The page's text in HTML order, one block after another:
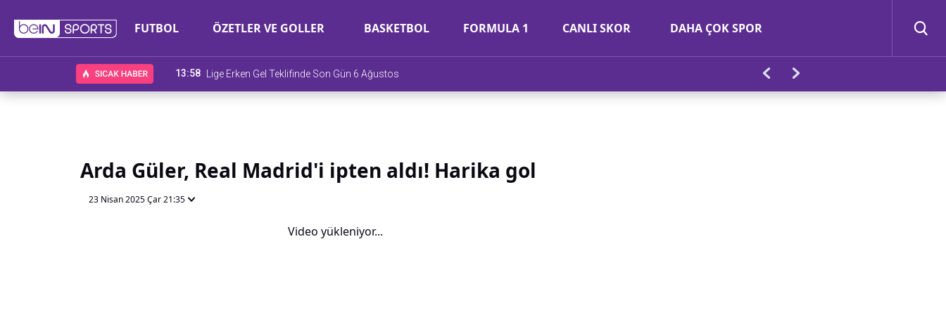
FUTBOL ÖZETLER VE GOLLER BASKETBOL FORMULA 1 CANLI SKOR DAHA ÇOK SPOR
13:58 Lige Erken Gel Teklifinde Son Gün 6 Ağustos
Arda Güler, Real Madrid'i ipten aldı! Harika gol
23 Nisan 2025 Çar 21:35
Video yükleniyor...